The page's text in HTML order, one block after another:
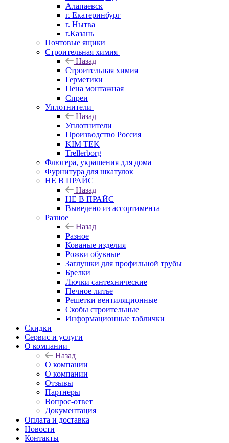
Алапаевск
г. Екатеринбург
г. Нытва
г.Казань
Почтовые ящики
Строительная химия
Назад
Строительная химия
Герметики
Пена монтажная
Спреи
Уплотнители
Назад
Уплотнители
Производство Россия
KIM TEK
Trellerborg
Флюгера, украшения для дома
Фурнитура для шкатулок
НЕ В ПРАЙС
Назад
НЕ В ПРАЙС
Выведено из ассортимента
Разное
Назад
Разное
Кованые изделия
Рожки обувные
Заглушки для профильной трубы
Брелки
Лючки сантехнические
Печное литье
Решетки вентиляционные
Скобы строительные
Информационные таблички
Скидки
Сервис и услуги
О компании
Назад
О компании
О компании
Отзывы
Партнеры
Вопрос-ответ
Документация
Оплата и доставка
Новости
Контакты